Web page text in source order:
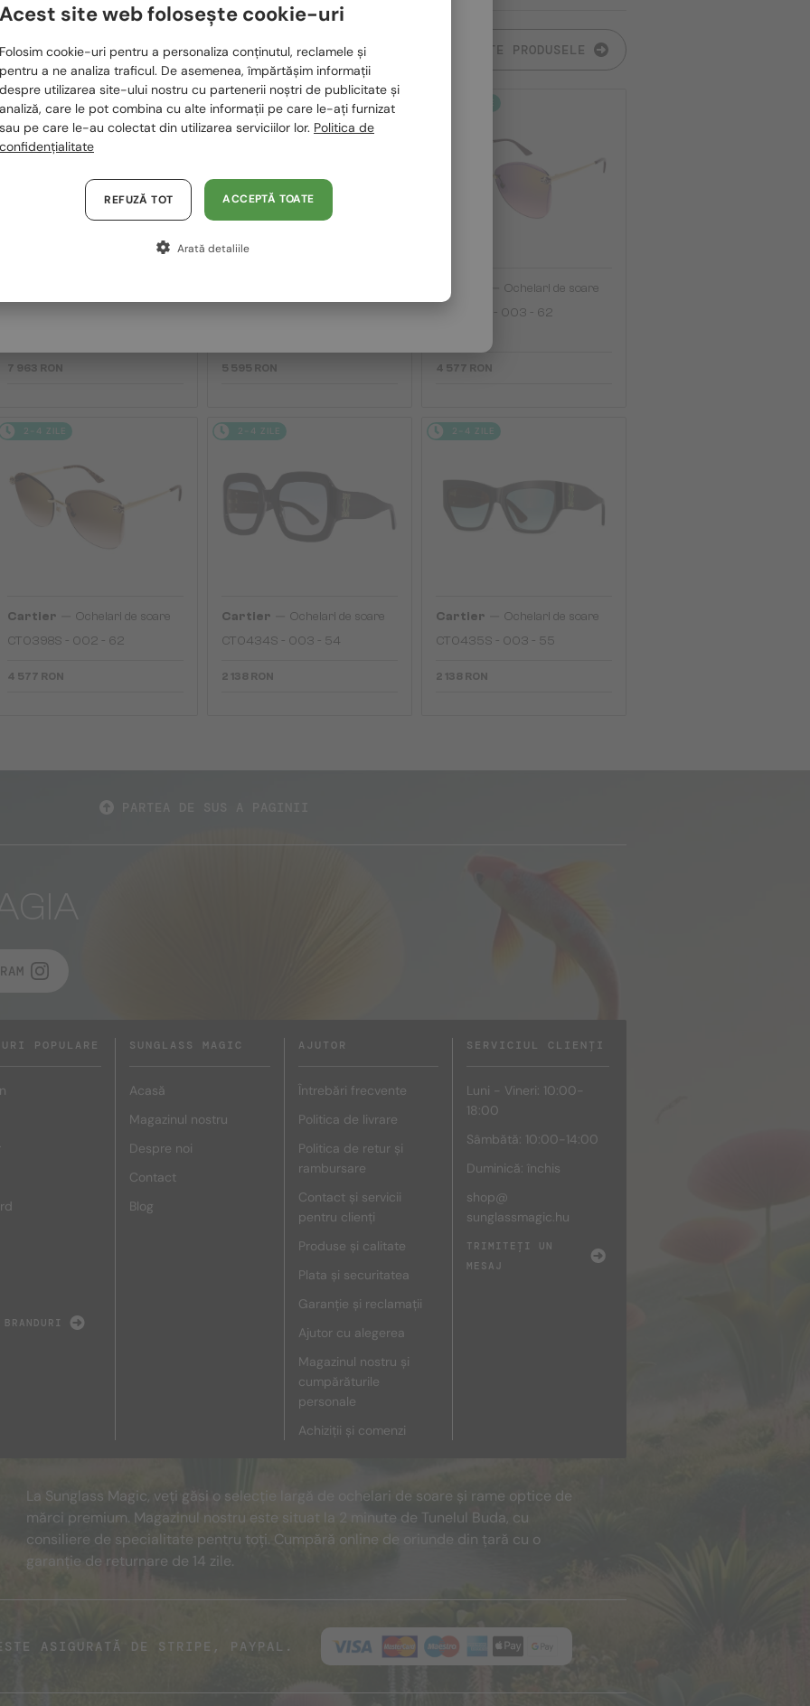
FIȚI INTERESAȚI ȘI DE TOATE PRODUSELE
2-4 ZILE
7 963 RON
2-4 ZILE
5 595 RON
Ochelari de soare
CT0398S - 003 - 62
4 577 RON
2-4 ZILE
Cartier
Ochelari de soare
CT0398S - 002 - 62
4 577 RON
2-4 ZILE
Cartier
Ochelari de soare
CT0434S - 003 - 54
2 138 RON
2-4 ZILE
Cartier
Ochelari de soare
CT0435S - 003 - 55
2 138 RON
POPULARE SUNGLASS MAGIC
Acasă
Magazinul nostru
Despre noi
Contact
Blog
AJUTOR
Întrebări frecvente
Politica de livrare
Politica de retur și
rambursare
Contact și servicii
pentru clienți
Produse și calitate
Plata și securitatea
Garanție și reclamații
Ajutor cu alegerea
Magazinul nostru și
cumpărăturile
personale
Achiziții și comenzi
SERVICIUL CLIENȚI
Luni - Vineri: 10:00-
18:00
Sâmbătă: 10:00-14:00
Duminică: închis
shop@
sunglassmagic.hu
TRIMITEȚI UN
MESAJ
La Sunglass Magic, veți găsi o selecție largă de ochelari de soare și rame optice de
mărci premium. Magazinul nostru este situat la 2 minute de Tunelul Buda, cu
consiliere de specialitate pentru toți. Cumpără online de oriunde din țară cu o
garanție de returnare de 14 zile.
ASIGURATĂ DE STRIPE, PAYPAL.
Te rugăm să alegi din listă țara potrivită pentru tine:
România / RO
Polska / PL
Magyarország / HU
Austria / AT
Acest site web folosește cookie-uri
Folosim cookie-uri pentru a personaliza conținutul, reclamele și
pentru a ne analiza traficul. De asemenea, împărtășim informații
despre utilizarea site-ului nostru cu partenerii noștri de publicitate și
analiză, care le pot combina cu alte informații pe care le-ați furnizat
sau pe care le-au colectat din utilizarea serviciilor lor. Politica de
confidențialitate
ACCEPTĂ TOATE
REFUZĂ TOT
Arată detaliile